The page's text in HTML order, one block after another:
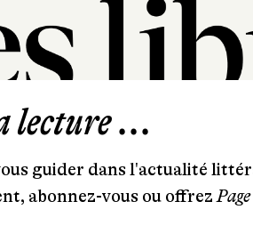
101, rue Saint-Lazare
T. 01 44 41 97 20
lecture ...
guider dans l'actualité
abonnez-vous ou offrez